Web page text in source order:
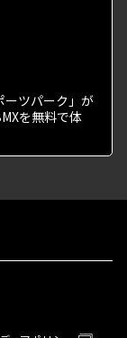
ーツパーク」が
を無料で体